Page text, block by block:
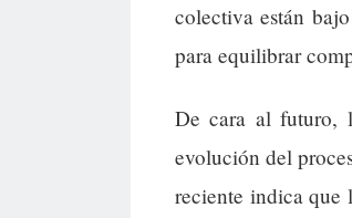
colectiva están
para equilibrar
De cara al futuro,
evolución del
reciente indica que